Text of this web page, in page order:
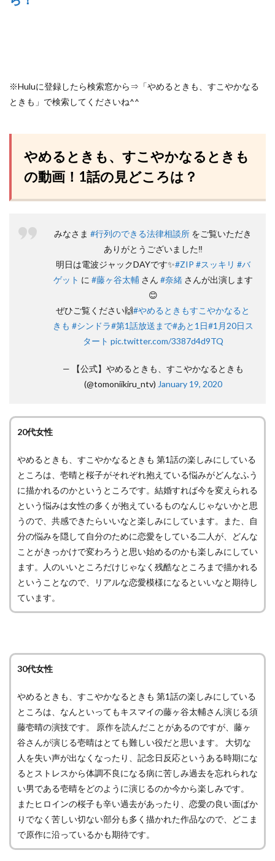
※Huluに登録したら検索窓から⇒「やめるときも、すこやかなる
ときも」で検索してくださいね^^
やめるときも、すこやかなるときも
の動画！1話の見どころは？
みなさま #行列のできる法律相談所 をご覧いただき
ありがとうございました‼️
明日は電波ジャックDAYです✨#ZIP #スッキリ #バ
ゲット に #藤ヶ谷太輔さん #奈緒さんが出演します
😊
ぜひご覧ください🙌#やめるときもすこやかなると
きも #シンドラ#第1話放送まで#あと1日#1月20日ス
タート pic.twitter.com/3387d4d9TQ
— 【公式】やめるときも、すこやかなるときも
(@tomoniikiru_ntv) January 19, 2020
20代女性
やめるときも、すこやかなるときも 第1話の楽しみにしている
ところは、壱晴と桜子がそれぞれ抱えている悩みがどんなふう
に描かれるのかというところです。結婚すれば今を変えられる
という悩みは女性の多くが抱えているものなんじゃないかと思
うので、共感できたらいいなと楽しみにしています。また、自
分の悩みを隠して自分のために恋愛をしている二人が、どんな
ことがきっかけで変わろうと思い始めるのかも楽しみにしてい
ます。人のいいところだけじゃなく残酷なところまで描かれる
ということなので、リアルな恋愛模様になるといいなと期待し
ています。
30代女性
やめるときも、すこやかなるときも 第1話の楽しみにしている
ところは、なんといってもキスマイの藤ヶ谷太輔さん演じる須
藤壱晴の演技です。 原作を読んだことがあるのですが、藤ヶ
谷さんが演じる壱晴はとても難しい役だと思います。 大切な
人を失い声が出なくなったり、記念日反応というある時期にな
るとストレスから体調不良になる病に苦しみ過去を忘れられな
い男である壱晴をどのように演じるのか今から楽しみです。
またヒロインの桜子も辛い過去があったり、恋愛の良い面ばか
りでなく苦しい切ない部分も多く描かれた作品なので、どこま
で原作に沿っているかも期待です。